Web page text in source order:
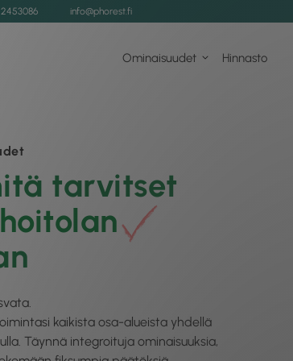
info@phorest.fi
Ominaisuudet Hinnasto
tarvitset
kaikista osa-alueista yhdellä
Täynnä integroituja ominaisuuksia,